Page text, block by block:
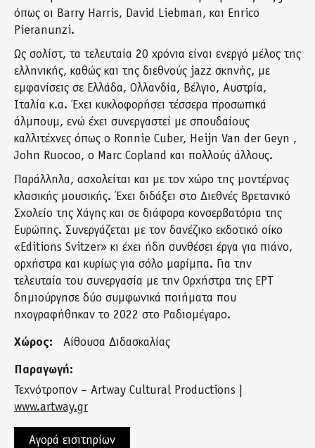
όπως οι Barry Harris, David Liebman, και Enrico
Pieranunzi.
Ως σολίστ, τα τελευταία 20 χρόνια είναι ενεργό μέλος της
ελληνικής, καθώς και της διεθνούς jazz σκηνής, με
εμφανίσεις σε Ελλάδα, Ολλανδία, Βέλγιο, Αυστρία,
Ιταλία κ.α. Έχει κυκλοφορήσει τέσσερα προσωπικά
άλμπουμ, ενώ έχει συνεργαστεί με σπουδαίους
καλλιτέχνες όπως ο Ronnie Cuber, Heijn Van der Geyn ,
John Ruocoo, ο Marc Copland και πολλούς άλλους.
Παράλληλα, ασχολείται και με τον χώρο της μοντέρνας
κλασικής μουσικής. Έχει διδάξει στο Διεθνές Βρετανικό
Σχολείο της Χάγης και σε διάφορα κονσερβατόρια της
Ευρώπης. Συνεργάζεται με τον δανέζικο εκδοτικό οίκο
«Editions Svitzer» κι έχει ήδη συνθέσει έργα για πιάνο,
ορχήστρα και κυρίως για σόλο μαρίμπα. Για την
τελευταία του συνεργασία με την Ορχήστρα της ΕΡΤ
δημιούργησε δύο συμφωνικά ποιήματα που
ηχογραφήθηκαν το 2022 στο Ραδιομέγαρο.
Χώρος: Αίθουσα Διδασκαλίας
Παραγωγή:
Τεχνότροπον – Artway Cultural Productions |
www.artway.gr
Αγορά εισιτηρίων